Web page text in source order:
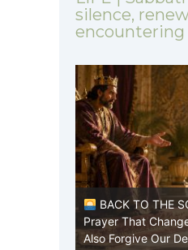
silence,
encountering
BACK TO THE
Prayer That
Also Forgive Our